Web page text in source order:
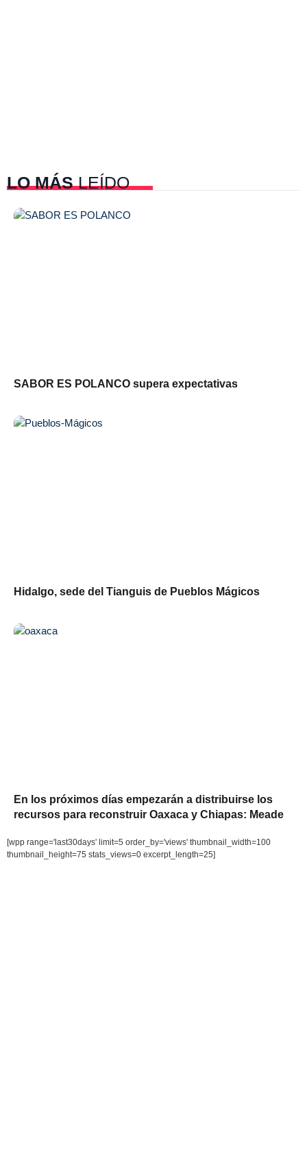
LO MÁSLEÍDO
SABOR ES POLANCO supera expectativas
Hidalgo, sede del Tianguis de Pueblos Mágicos
En los próximos días empezarán a distribuirse los
recursos para reconstruir Oaxaca y Chiapas: Meade
[wpp range='last30days' limit=5 order_by='views' thumbnail_width=100
thumbnail_height=75 stats_views=0 excerpt_length=25]